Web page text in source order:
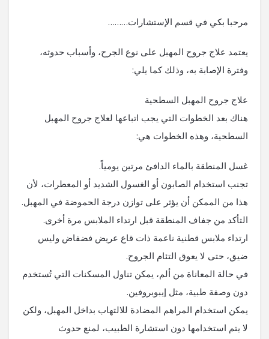
مرحبا بكي في قسم الإستشارات………
يعتمد علاج جروح المهبل على نوع الجرح، وأسباب حدوثه،
وفترة الإصابة به، وذلك كما يلي:
علاج جروح المهبل السطحية
هناك بعد الخطوات التي يجب اتباعها لعلاج جروح المهبل
السطحية، وهذه الخطوات هي:
غسل المنطقة بالماء الدافئ مرتين يومياً.
تجنب استخدام الصابون أو الغسول الشديد أو المعطرات، لأن
هذا من الممكن أن يؤثر على توازن درجة الحموضة في المهبل.
التأكد من جفاف المنطقة قبل ارتداء الملابس مرة أخرى.
ارتداء ملابس قطنية ناعمة ذات قاع عريض فضفاض وليس
ضيق، حتى لا يعوق التئام الجروح.
في حالة المعاناة من ألم، يمكن تناول المسكنات التي تُستخدم
دون وصفة طبية، مثل إيبوبروفين.
يمكن استخدام المراهم المضادة للالتهاب بداخل المهبل، ولكن
لا يتم استخدامها دون استشارة الطبيب، لمنع حدوث